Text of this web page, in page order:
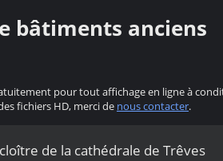
bâtiments anciens
pour tout affichage en ligne à
fichiers HD, merci de nous contacter.
de la cathédrale de Trêves